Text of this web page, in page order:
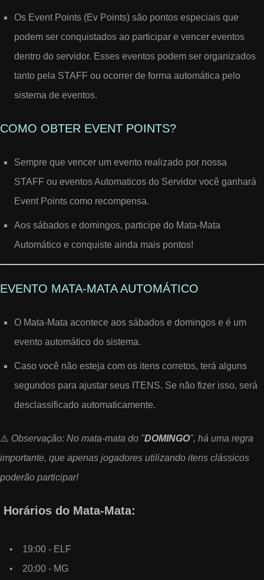
Os Event Points (Ev Points) são pontos especiais que
podem ser conquistados ao participar e vencer eventos
dentro do servidor. Esses eventos podem ser organizados
tanto pela STAFF ou ocorrer de forma automática pelo
sistema de eventos.
COMO OBTER EVENT POINTS?
Sempre que vencer um evento realizado por nossa
STAFF ou eventos Automaticos do Servidor você ganhará
Event Points como recompensa.
Aos sábados e domingos, participe do Mata-Mata
Automático e conquiste ainda mais pontos!
EVENTO MATA-MATA AUTOMÁTICO
O Mata-Mata acontece aos sábados e domingos e é um
evento automático do sistema.
Caso você não esteja com os itens corretos, terá alguns
segundos para ajustar seus ITENS. Se não fizer isso, será
desclassificado automaticamente.
⚠️ Observação: No mata-mata do "DOMINGO", há uma regra
importante, que apenas jogadores utilizando itens clássicos
poderão participar!
Horários do Mata-Mata:
• 19:00 - ELF
• 20:00 - MG